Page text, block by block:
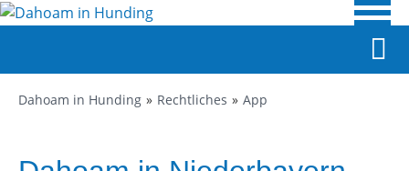
Dahoam in Hunding Rechtliches App